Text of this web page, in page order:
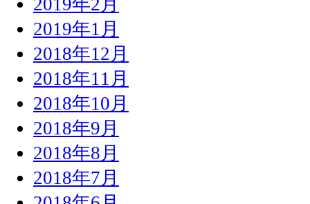
2019年1月
2018年12月
2018年11月
2018年10月
2018年9月
2018年8月
2018年7月